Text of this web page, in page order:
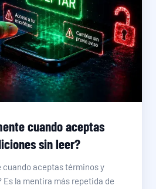
cuando aceptas
sin leer?
cuando aceptas términos y
la mentira más repetida de